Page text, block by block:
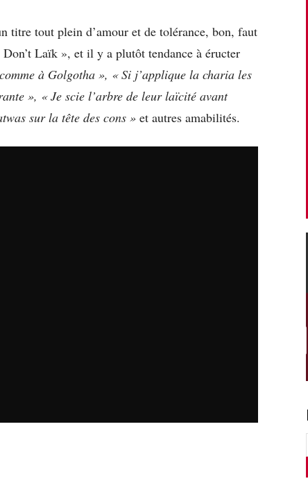
titre tout plein d’amour et de tolérance, bon, faut
Laïk », et il y a plutôt tendance à éructer
à Golgotha », « Si j’applique la charia les
», « Je scie l’arbre de leur laïcité avant
sur la tête des cons » et autres amabilités.